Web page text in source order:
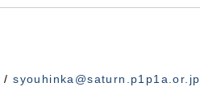
/syouhinka@saturn.p1p1a.or.jp